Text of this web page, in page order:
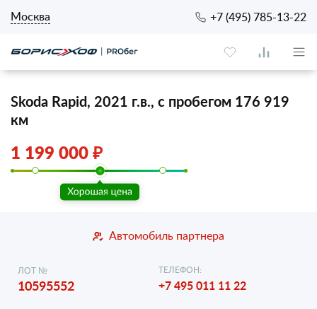
Москва +7 (495) 785-13-22
Skoda Rapid, 2021 г.в., с пробегом 176 919
км
1 199 000 ₽
Автомобиль партнера
ЛОТ №
10595552
ТЕЛЕФОН:
+7 495 011 11 22